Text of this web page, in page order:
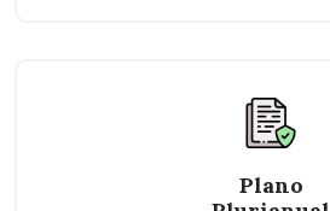
Plano